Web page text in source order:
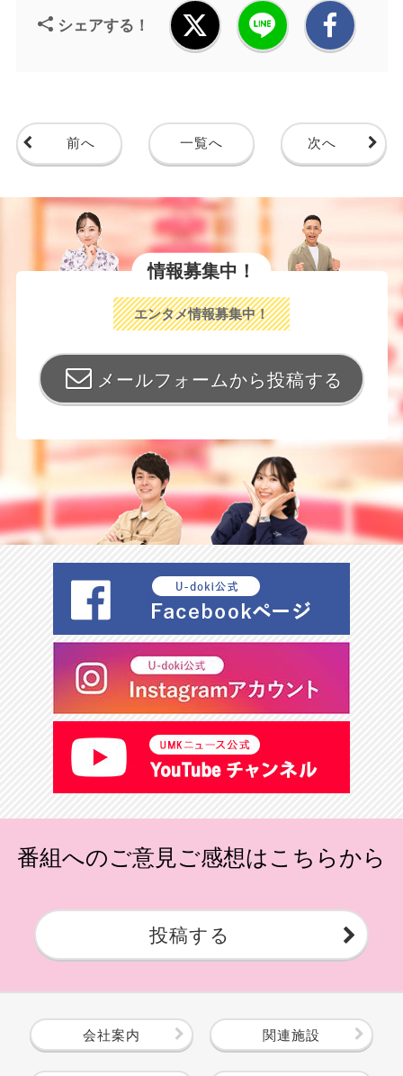
シェアする！
前へ 一覧へ 次へ
情報募集中！
エンタメ情報募集中！
メールフォームから投稿する
番組へのご意見ご感想はこちらから
投稿する
会社案内 関連施設